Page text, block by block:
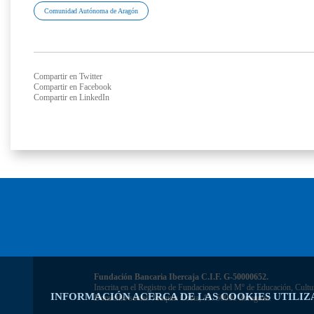
INFORMACIÓN ACERCA DE LAS COOKIES
Comunidad Autónoma de Aragón
Compartir en Twitter
Compartir en Facebook
Compartir en LinkedIn
Fundación Bancaria Ibercaja C.I.F. G-50000652.
Inscrita en el Registro de Fundaciones del Mº de Educación,
Domicilio social: Joaquín Costa, 13. 50001 Zaragoza.